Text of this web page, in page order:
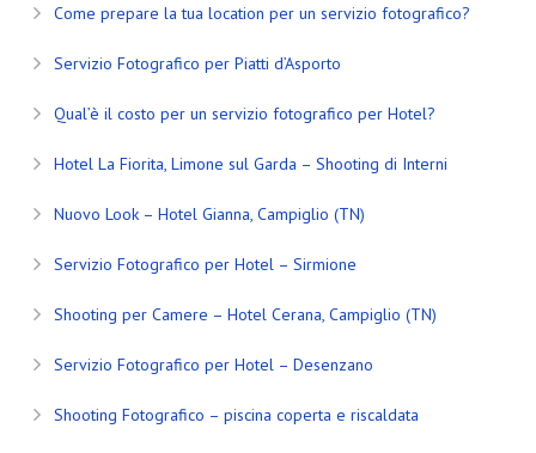
Come prepare la tua location per un servizio fotografico?
Servizio Fotografico per Piatti d’Asporto
Qual’è il costo per un servizio fotografico per Hotel?
Hotel La Fiorita, Limone sul Garda – Shooting di Interni
Nuovo Look – Hotel Gianna, Campiglio (TN)
Servizio Fotografico per Hotel – Sirmione
Shooting per Camere – Hotel Cerana, Campiglio (TN)
Servizio Fotografico per Hotel – Desenzano
Shooting Fotografico – piscina coperta e riscaldata